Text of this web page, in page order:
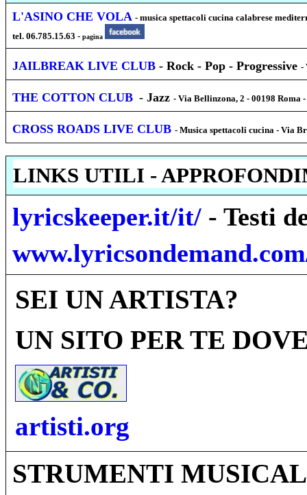
L'ASINO CHE VOLA - musica spettacoli cucina calabrese
tel. 06.785.15.63 - pagina
JAILBREAK LIVE CLUB - Rock - Pop - Progressive -
THE COTTON CLUB - Jazz - Via Bellinzona, 2 - 00198 Roma -
CROSS ROADS LIVE CLUB - Musica spettacoli cucina - Via
LINKS UTILI -
lyricskeeper.it/it/ - Testi
SEI UN ARTISTA?
UN SITO PER TE
artisti.org
STRUMENTI